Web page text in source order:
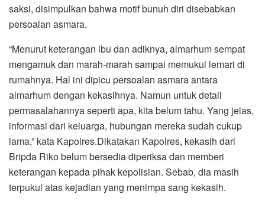
saksi, disimpulkan bahwa motif bunuh diri disebabkan
persoalan asmara.
“Menurut keterangan ibu dan adiknya, almarhum sempat
mengamuk dan marah-marah sampai memukul lemari di
rumahnya. Hal ini dipicu persoalan asmara antara
almarhum dengan kekasihnya. Namun untuk detail
permasalahannya seperti apa, kita belum tahu. Yang jelas,
informasi dari keluarga, hubungan mereka sudah cukup
lama,” kata Kapolres.Dikatakan Kapolres, kekasih dari
Bripda Riko belum bersedia diperiksa dan memberi
keterangan kepada pihak kepolisian. Sebab, dia masih
terpukul atas kejadian yang menimpa sang kekasih.